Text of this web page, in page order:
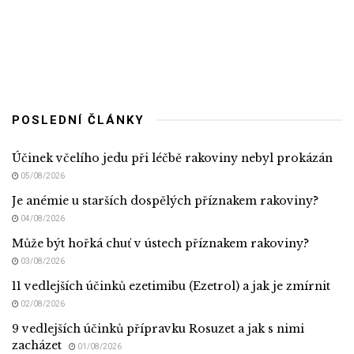
POSLEDNÍ ČLÁNKY
Účinek včelího jedu při léčbě rakoviny nebyl prokázán
05/08/2026
Je anémie u starších dospělých příznakem rakoviny?
04/08/2026
Může být hořká chuť v ústech příznakem rakoviny?
03/08/2026
11 vedlejších účinků ezetimibu (Ezetrol) a jak je zmírnit
02/08/2026
9 vedlejších účinků přípravku Rosuzet a jak s nimi
zacházet
01/08/2026